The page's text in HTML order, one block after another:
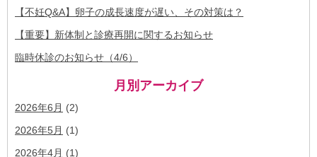
【不妊Q&A】卵子の成長速度が遅い、その対策は？
【重要】新体制と診療再開に関するお知らせ
臨時休診のお知らせ（4/6）
月別アーカイブ
2026年6月 (2)
2026年5月 (1)
2026年4月 (1)